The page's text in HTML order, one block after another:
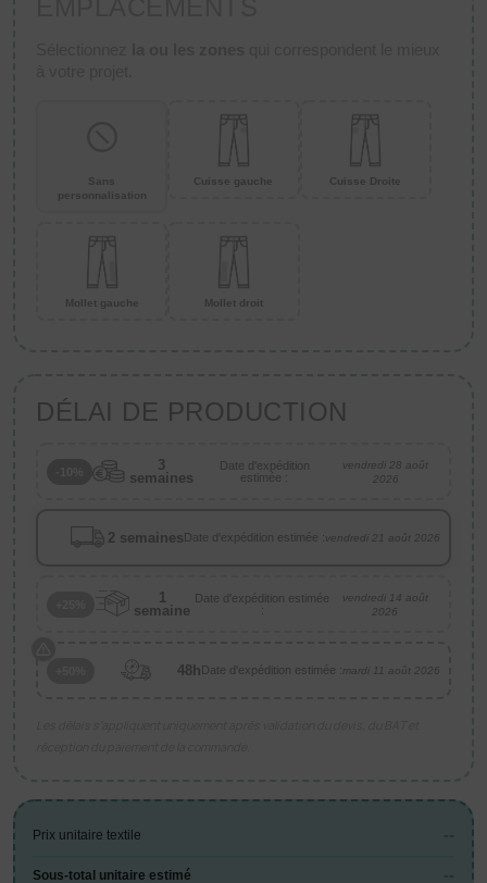
Sans
personnalisation
Cuisse gauche Cuisse Droite
Mollet gauche Mollet droit
DÉLAI DE PRODUCTION
3
semaines
Date d'expédition
estimée :
vendredi 28 août
2026
2 semaines Date d'expédition estimée :vendredi 21 août 2026
1
semaine
Date d'expédition estimée
:
vendredi 14 août
2026
48h Date d'expédition estimée :mardi 11 août 2026
Prix unitaire textile --
Sous-total unitaire estimé --